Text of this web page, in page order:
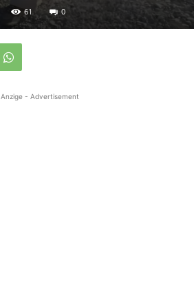
61 0
Anzige - Advertisement